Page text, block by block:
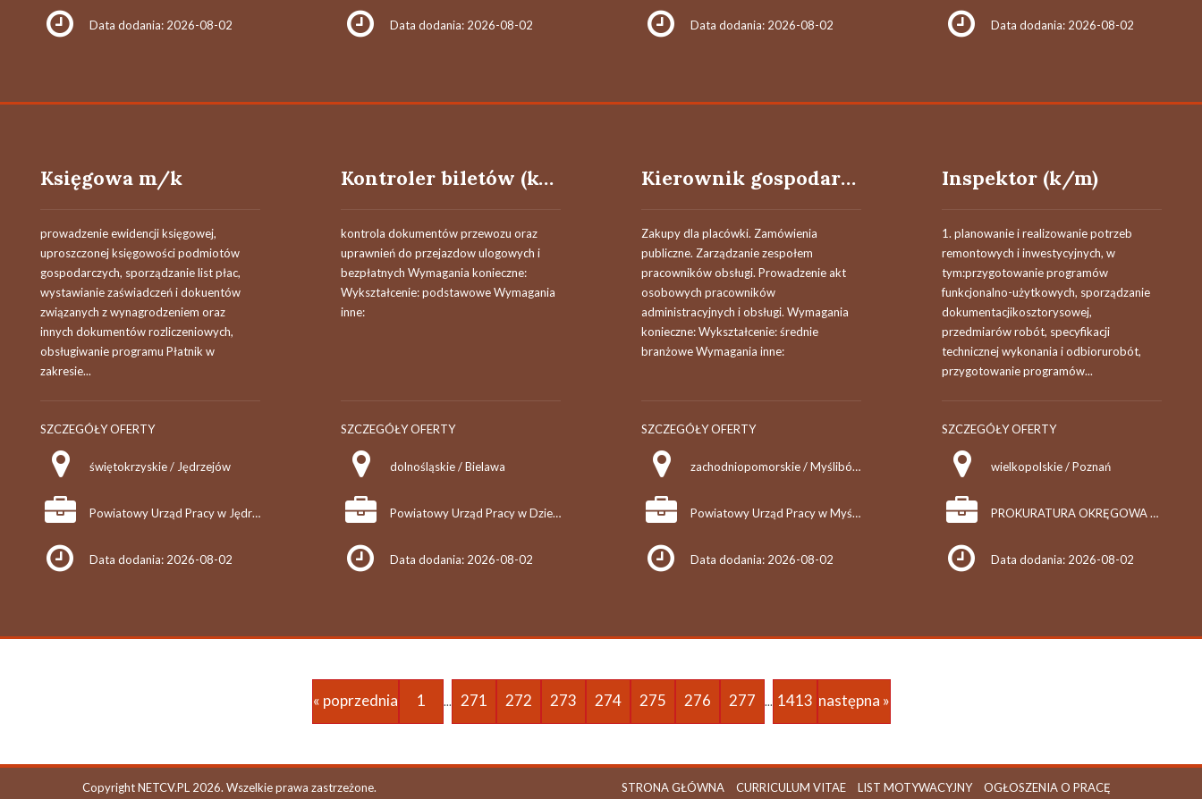
Data dodania: 2026-08-02 Data dodania: 2026-08-02 Data dodania: 2026-08-02 Data dodania: 2026-08-02
Księgowa m/k
prowadzenie ewidencji księgowej,
uproszczonej księgowości podmiotów
gospodarczych, sporządzanie list płac,
wystawianie zaświadczeń i dokuentów
związanych z wynagrodzeniem oraz
innych dokumentów rozliczeniowych,
obsługiwanie programu Płatnik w
zakresie...
SZCZEGÓŁY OFERTY
świętokrzyskie / Jędrzejów
Powiatowy Urząd Pracy w Jędrzejowie
Data dodania: 2026-08-02
Kontroler biletów (kobieta/mężczyzna)
kontrola dokumentów przewozu oraz
uprawnień do przejazdow ulogowych i
bezpłatnych Wymagania konieczne:
Wykształcenie: podstawowe Wymagania
inne:
SZCZEGÓŁY OFERTY
dolnośląskie / Bielawa
Powiatowy Urząd Pracy w Dzierżoniowie
Data dodania: 2026-08-02
Kierownik gospodarczy k/m
Zakupy dla placówki. Zamówienia
publiczne. Zarządzanie zespołem
pracowników obsługi. Prowadzenie akt
osobowych pracowników
administracyjnych i obsługi. Wymagania
konieczne: Wykształcenie: średnie
branżowe Wymagania inne:
SZCZEGÓŁY OFERTY
zachodniopomorskie / Myślibórz
Powiatowy Urząd Pracy w Myśliborzu
Data dodania: 2026-08-02
Inspektor (k/m)
1. planowanie i realizowanie potrzeb
remontowych i inwestycyjnych, w
tym:przygotowanie programów
funkcjonalno-użytkowych, sporządzanie
dokumentacjikosztorysowej,
przedmiarów robót, specyfikacji
technicznej wykonania i odbiorurobót,
przygotowanie programów...
SZCZEGÓŁY OFERTY
wielkopolskie / Poznań
PROKURATURA OKRĘGOWA POZNAŃ
Data dodania: 2026-08-02
« poprzednia 1 ... 271 272 273 274 275 276 277 ... 1413 następna »
Copyright NETCV.PL 2026. Wszelkie prawa zastrzeżone. STRONA GŁÓWNA CURRICULUM VITAE LIST MOTYWACYJNY OGŁOSZENIA O PRACĘ